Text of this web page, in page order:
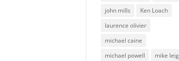
john mills
Ken Loach
laurence olivier
michael caine
michael powell
mike